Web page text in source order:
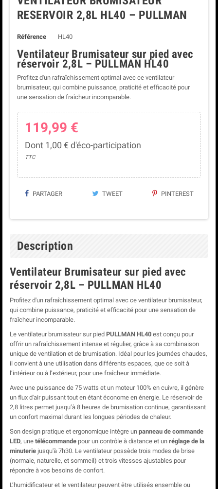
RESERVOIR 2,8L HL40 – PULLMAN
Référence HL40
Ventilateur Brumisateur sur pied avec
réservoir 2,8L – PULLMAN HL40
Profitez d'un rafraîchissement optimal avec ce ventilateur
brumisateur, qui combine puissance, praticité et efficacité pour
une sensation de fraîcheur incomparable.
119,99 €
Dont 1,00 € d'éco-participation
TTC
PARTAGER TWEET PINTEREST
Description
Ventilateur Brumisateur sur pied avec
réservoir 2,8L – PULLMAN HL40
Profitez d'un rafraîchissement optimal avec ce ventilateur brumisateur,
qui combine puissance, praticité et efficacité pour une sensation de
fraîcheur incomparable.
Le ventilateur brumisateur sur pied PULLMAN HL40 est conçu pour
offrir un rafraîchissement intense et régulier, grâce à sa combinaison
unique de ventilation et de brumisation. Idéal pour les journées chaudes,
il convient à une utilisation dans différents espaces, que ce soit à
l’intérieur ou à l’extérieur, pour une fraîcheur immédiate.
Avec une puissance de 75 watts et un moteur 100% en cuivre, il génère
un flux d'air puissant tout en étant économe en énergie. Le réservoir de
2,8 litres permet jusqu’à 8 heures de brumisation continue, garantissant
un confort maximal durant les longues périodes de chaleur.
Son design pratique et ergonomique intègre un panneau de commande
LED, une télécommande pour un contrôle à distance et un réglage de la
minuterie jusqu'à 7h30. Le ventilateur possède trois modes de brise
(normale, naturelle, et sommeil) et trois vitesses ajustables pour
répondre à vos besoins de confort.
L’humidificateur et le ventilateur peuvent être utilisés ensemble ou